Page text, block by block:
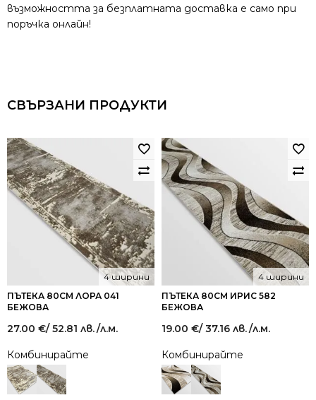
възможността за безплатната доставка е само при
поръчка онлайн!
СВЪРЗАНИ ПРОДУКТИ
ПЪТЕКА 80СМ ЛОРА 041
БЕЖОВА
4 ширини
27.00 €/ 52.81 лв./л.м.
Комбинирайте
ПЪТЕКА 80СМ ИРИС 582
БЕЖОВА
4 ширини
19.00 €/ 37.16 лв./л.м.
Комбинирайте